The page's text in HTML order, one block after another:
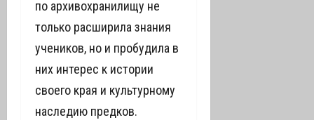
по архивохранилищу не
только расширила знания
учеников, но и пробудила в
них интерес к истории
своего края и культурному
наследию предков.